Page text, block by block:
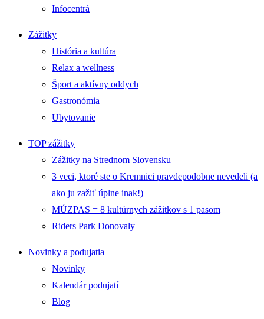
Infocentrá
Zážitky
História a kultúra
Relax a wellness
Šport a aktívny oddych
Gastronómia
Ubytovanie
TOP zážitky
Zážitky na Strednom Slovensku
3 veci, ktoré ste o Kremnici pravdepodobne nevedeli (a
ako ju zažiť úplne inak!)
MÚZPAS = 8 kultúrnych zážitkov s 1 pasom
Riders Park Donovaly
Novinky a podujatia
Novinky
Kalendár podujatí
Blog